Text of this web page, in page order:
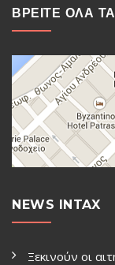
ΒΡΕΙΤΕ ΟΛΑ
NEWS INTAX
Ξεκινούν οι